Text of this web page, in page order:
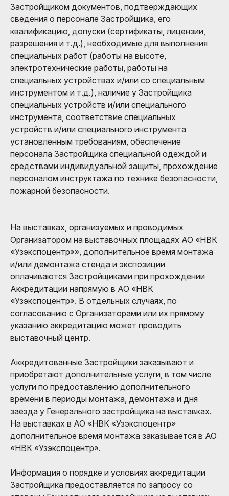
Застройщиком документов, подтверждающих
сведения о персонале Застройщика, его
квалификацию, допуски (сертификаты, лицензии,
разрешения и т.д.), необходимые для выполнения
специальных работ (работы на высоте,
электротехнические работы, работы на
специальных устройствах и/или со специальным
инструментом и т.д.), наличие у Застройщика
специальных устройств и/или специального
инструмента, соответствие специальных
устройств и/или специального инструмента
установленным требованиям, обеспечение
персонала Застройщика специальной одеждой и
средствами индивидуальной защиты, прохождение
персоналом инструктажа по технике безопасности,
пожарной безопасности.
На выставках, организуемых и проводимых
Организатором на выставочных площадях АО «НВК
«Узэкспоцентр»», дополнительное время монтажа
и/или демонтажа стенда и экспозиции
оплачиваются Застройщиками при прохождении
Аккредитации напрямую в АО «НВК
«Узэкспоцентр». В отдельных случаях, по
согласованию с Организаторами или их прямому
указанию аккредитацию может проводить
выставочный центр.
Аккредитованные Застройщики заказывают и
приобретают дополнительные услуги, в том числе
услуги по предоставлению дополнительного
времени в периоды монтажа, демонтажа и дня
заезда у Генерального застройщика на выставках.
На выставках в АО «НВК «Узэкспоцентр»
дополнительное время монтажа заказывается в АО
«НВК «Узэкспоцентр».
Информация о порядке и условиях аккредитации
Застройщика предоставляется по запросу со